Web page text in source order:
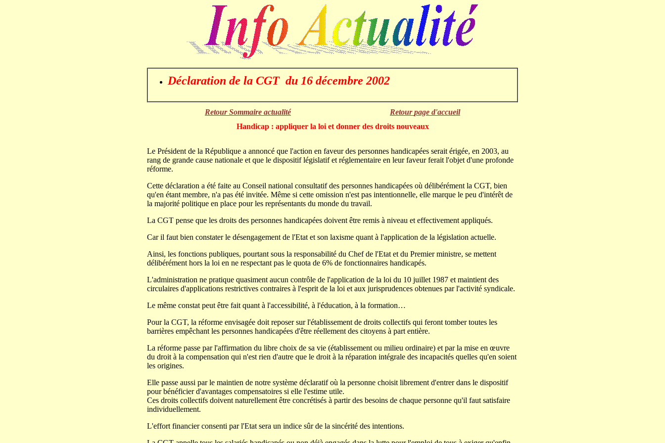
Déclaration de la CGT du 16 décembre 2002
Retour Sommaire actualité Retourpage d'accueil
Handicap : appliquer la loi et donner des droits nouveaux
Le Président de la République a annoncé que l'action en faveur des personnes handicapées serait érigée, en 2003, au
rang de grande cause nationale et que le dispositif législatif et réglementaire en leur faveur ferait l'objet d'une profonde
réforme.
Cette déclaration a été faite au Conseil national consultatif des personnes handicapées où délibérément la CGT, bien
qu'en étant membre, n'a pas été invitée. Même si cette omission n'est pas intentionnelle, elle marque le peu d'intérêt de
la majorité politique en place pour les représentants du monde du travail.
La CGT pense que les droits des personnes handicapées doivent être remis à niveau et effectivement appliqués.
Car il faut bien constater le désengagement de l'Etat et son laxisme quant à l'application de la législation actuelle.
Ainsi, les fonctions publiques, pourtant sous la responsabilité du Chef de l'Etat et du Premier ministre, se mettent
délibérément hors la loi en ne respectant pas le quota de 6% de fonctionnaires handicapés.
L'administration ne pratique quasiment aucun contrôle de l'application de la loi du 10 juillet 1987 et maintient des
circulaires d'applications restrictives contraires à l'esprit de la loi et aux jurisprudences obtenues par l'activité syndicale.
Le même constat peut être fait quant à l'accessibilité, à l'éducation, à la formation…
Pour la CGT, la réforme envisagée doit reposer sur l'établissement de droits collectifs qui feront tomber toutes les
barrières empêchant les personnes handicapées d'être réellement des citoyens à part entière.
La réforme passe par l'affirmation du libre choix de sa vie (établissement ou milieu ordinaire) et par la mise en œuvre
du droit à la compensation qui n'est rien d'autre que le droit à la réparation intégrale des incapacités quelles qu'en soient
les origines.
Elle passe aussi par le maintien de notre système déclaratif où la personne choisit librement d'entrer dans le dispositif
pour bénéficier d'avantages compensatoires si elle l'estime utile.
Ces droits collectifs doivent naturellement être concrétisés à partir des besoins de chaque personne qu'il faut satisfaire
individuellement.
L'effort financier consenti par l'Etat sera un indice sûr de la sincérité des intentions.